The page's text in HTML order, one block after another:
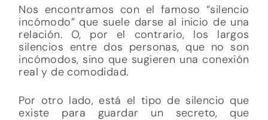
Nos encontramos con el famoso “silencio
incómodo” que suele darse al inicio de una
relación. O, por el contrario, los largos
silencios entre dos personas, que no son
incómodos, sino que sugieren una conexión
real y de comodidad.
Por otro lado, está el tipo de silencio que
existe para guardar un secreto, que